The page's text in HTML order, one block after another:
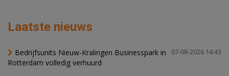
Laatste nieuws
07-08-2026 14:43
Bedrijfsunits Nieuw-Kralingen Businesspark in
Rotterdam volledig verhuurd